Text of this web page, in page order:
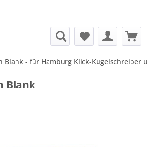
Blank - für Hamburg Klick-Kugelschreiber
Blank